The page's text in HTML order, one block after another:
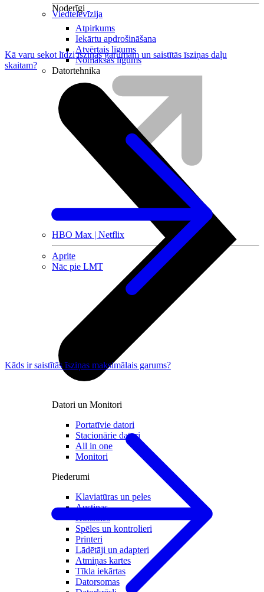
Viedtelevīzija
HBO Max | Netflix
Aprite
Nāc pie LMT
Noderīgi
Atpirkums
Iekārtu apdrošināšana
Atvērtais līgums
Nomaksas līgums
Datortehnika
Datori un Monitori
Portatīvie datori
Stacionārie datori
All in one
Monitori
Piederumi
Klaviatūras un peles
Austiņas
Konsoles
Spēles un kontrolieri
Printeri
Lādētāji un adapteri
Atmiņas kartes
Tīkla iekārtas
Datorsomas
Kā varu sekot līdzi īsziņas garumam un saistītās īsziņas daļu
skaitam?
Kāds ir saistītās īsziņas maksimālais garums?